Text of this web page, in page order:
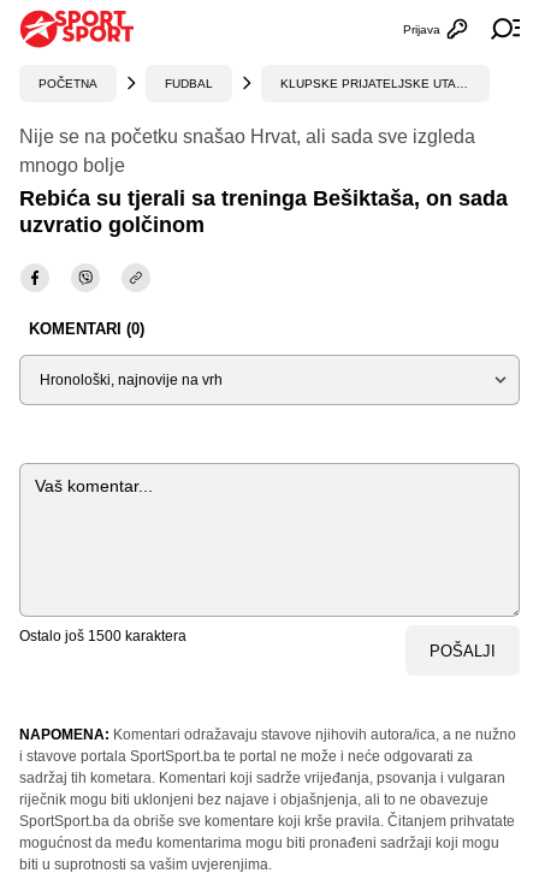
Otvori
Prijava
POČETNA FUDBAL
Nije se na početku snašao Hrvat, ali sada sve izgleda
mnogo bolje
Rebića su tjerali sa treninga Bešiktaša, on sada
uzvratio golčinom
KOMENTARI (0)
Sortiraj
Komentar
Ostalo još 1500 karaktera
POŠALJI
NAPOMENA: Komentari odražavaju stavove njihovih autora/ica, a ne nužno
i stavove portala SportSport.ba te portal ne može i neće odgovarati za
sadržaj tih kometara. Komentari koji sadrže vrijeđanja, psovanja i vulgaran
riječnik mogu biti uklonjeni bez najave i objašnjenja, ali to ne obavezuje
SportSport.ba da obriše sve komentare koji krše pravila. Čitanjem prihvatate
mogućnost da među komentarima mogu biti pronađeni sadržaji koji mogu
biti u suprotnosti sa vašim uvjerenjima.